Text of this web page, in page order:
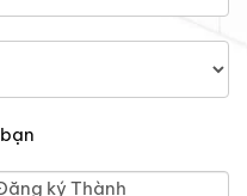
ký Thành